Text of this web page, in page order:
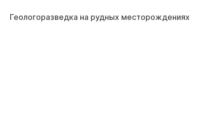
Геологоразведка на рудных месторождениях